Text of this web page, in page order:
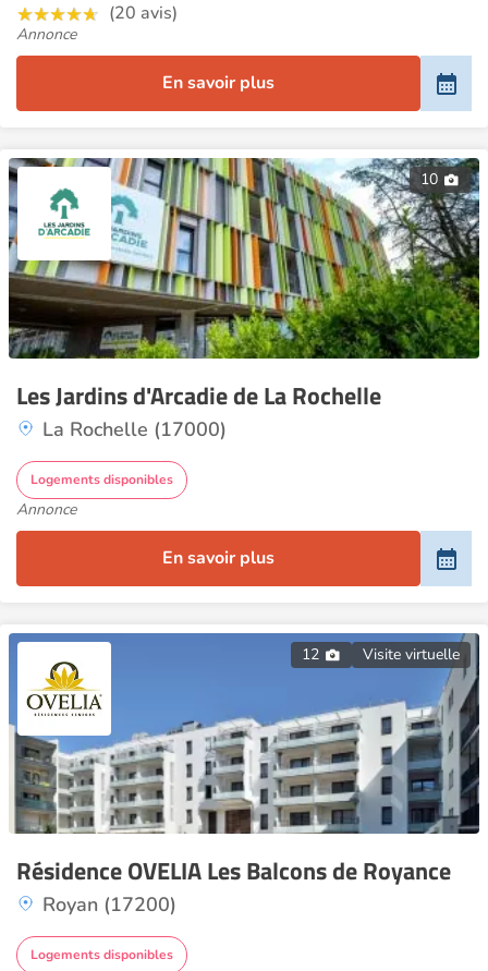
(20 avis)
Annonce
En savoir plus
10
Les Jardins d'Arcadie de La Rochelle
La Rochelle (17000)
Logements disponibles
Annonce
En savoir plus
12 Visite virtuelle
Résidence OVELIA Les Balcons de Royance
Royan (17200)
Logements disponibles